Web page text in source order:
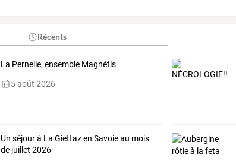
Récents
La Pernelle, ensemble Magnétis
5 août 2026
Un séjour à La Giettaz en Savoie au mois
de juillet 2026